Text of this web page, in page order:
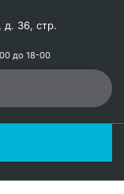
д. 36, стр.
до 18-00